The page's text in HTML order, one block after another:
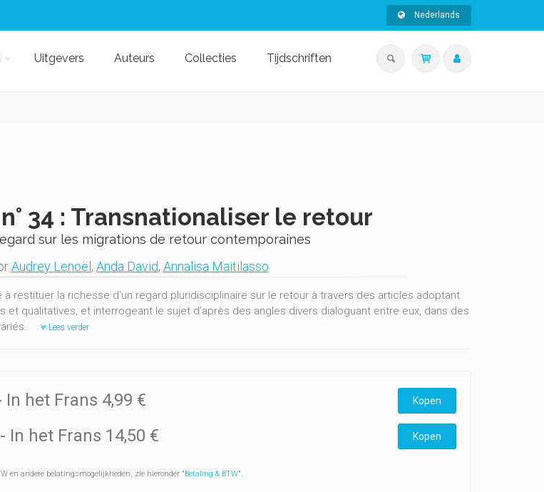
Nederlands
Uitgevers Auteurs Collecties Tijdschriften
34 : Transnationaliser le retour
sur les migrations de retour contemporaines
Audrey Lenoël , Anda David, Annalisa Maitilasso
restituer la richesse d'un regard pluridisciplinaire sur le retour à travers des articles adoptant
et qualitatives, et interrogeant le sujet d’après des angles divers dialoguant entre eux, dans des
Lees verder
In het Frans 4,99 € Kopen
- In het Frans 14,50 € Kopen
en andere belatingsmogelijkheden, zie hieronder "Betaling & BTW".